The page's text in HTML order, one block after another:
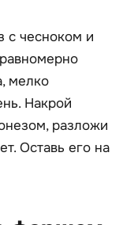
с чесноком и
мелко
Накрой
разложи
Оставь его на